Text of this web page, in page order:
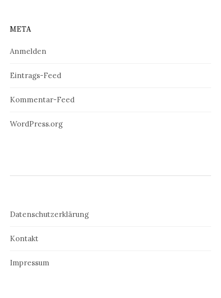
META
Anmelden
Eintrags-Feed
Kommentar-Feed
WordPress.org
Datenschutzerklärung
Kontakt
Impressum